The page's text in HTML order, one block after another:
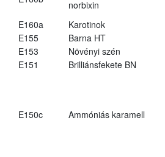
norbixin
E160a
Karotinok
E155
Barna HT
E153
Növényi szén
E151
Brilliánsfekete BN
E150c Ammóniás karamell